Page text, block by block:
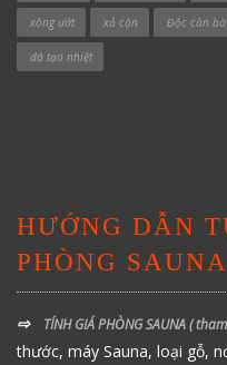
xông ướt xả cặn Độc cần
đá tạo nhiệt
HƯỚNG DẪN
PHÒNG
⇨ TÍNH GIÁ PHÒNG SAUNA(
thước, máy Sauna, loại gỗ,